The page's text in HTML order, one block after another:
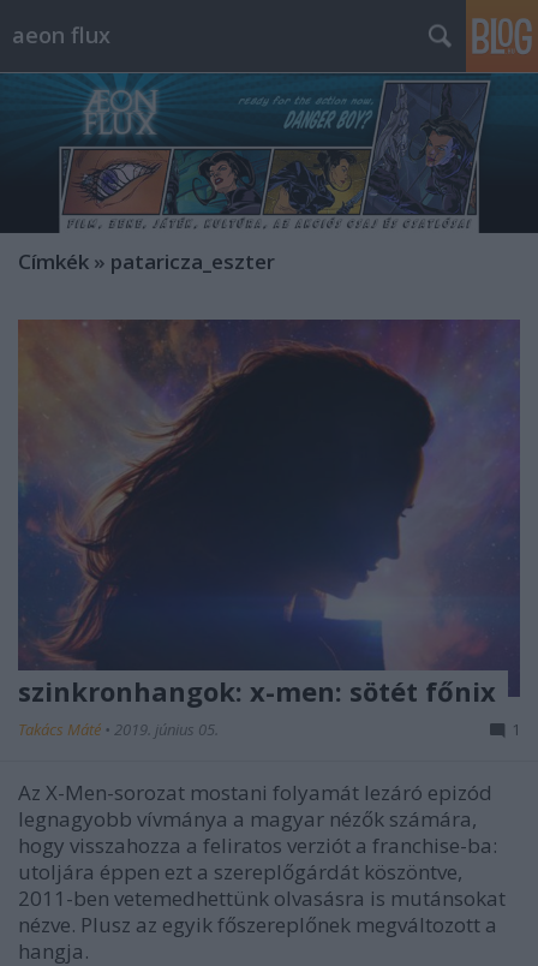
aeon flux
Címkék » pataricza_eszter
szinkronhangok: x-men: sötét főnix
Takács Máté • 2019. június 05. 1
Az X-Men-sorozat mostani folyamát lezáró epizód
legnagyobb vívmánya a magyar nézők számára,
hogy visszahozza a feliratos verziót a franchise-ba:
utoljára éppen ezt a szereplőgárdát köszöntve,
2011-ben vetemedhettünk olvasásra is mutánsokat
nézve. Plusz az egyik főszereplőnek megváltozott a
hangja.